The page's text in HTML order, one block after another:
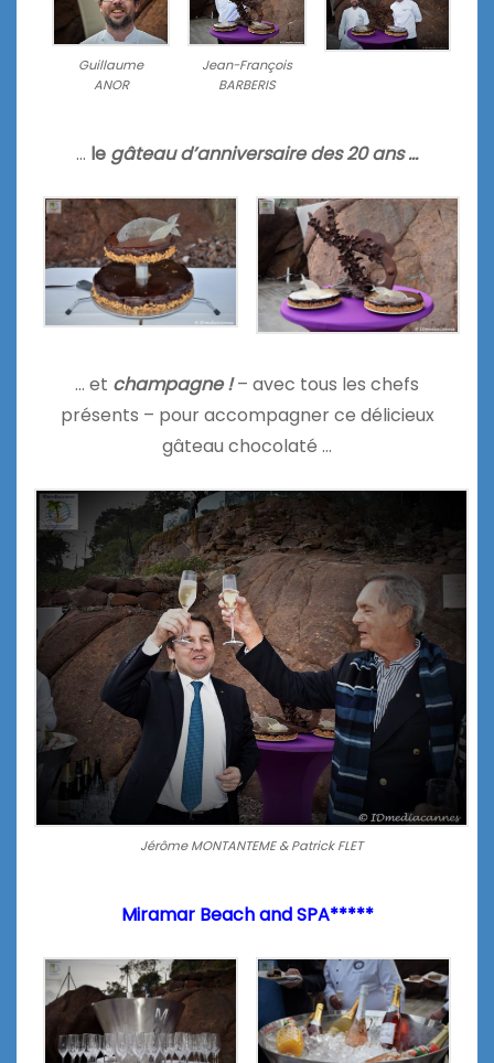
Guillaume
ANOR
Jean-François
BARBERIS
… le gâteau d’anniversaire des 20 ans …
… et champagne !– avec tous les chefs
présents – pour accompagner ce délicieux
gâteau chocolaté …
Jérôme MONTANTEME & Patrick FLET
Miramar Beach and SPA*****